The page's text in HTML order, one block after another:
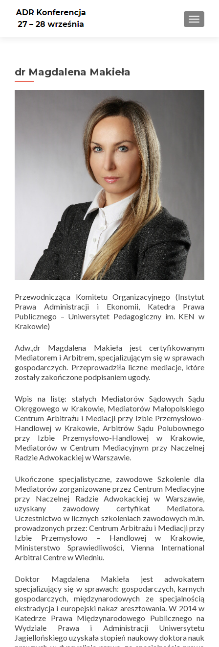
dr Magdalena Makieła
Przewodnicząca Komitetu Organizacyjnego (Instytut
Prawa Administracji i Ekonomii, Katedra Prawa
Publicznego – Uniwersytet Pedagogiczny im. KEN w
Krakowie)
Adw.,dr Magdalena Makieła jest certyfikowanym
Mediatorem i Arbitrem, specjalizującym się w sprawach
gospodarczych. Przeprowadziła liczne mediacje, które
zostały zakończone podpisaniem ugody.
Wpis na listę: stałych Mediatorów Sądowych Sądu
Okręgowego w Krakowie, Mediatorów Małopolskiego
Centrum Arbitrażu i Mediacji przy Izbie Przemysłowo-
Handlowej w Krakowie, Arbitrów Sądu Polubownego
przy Izbie Przemysłowo-Handlowej w Krakowie,
Mediatorów w Centrum Mediacyjnym przy Naczelnej
Radzie Adwokackiej w Warszawie.
Ukończone specjalistyczne, zawodowe Szkolenie dla
Mediatorów zorganizowane przez Centrum Mediacyjne
przy Naczelnej Radzie Adwokackiej w Warszawie,
uzyskany zawodowy certyfikat Mediatora.
Uczestnictwo w licznych szkoleniach zawodowych m.in.
prowadzonych przez: Centrum Arbitrażu i Mediacji przy
Izbie Przemysłowo – Handlowej w Krakowie,
Ministerstwo Sprawiedliwości, Vienna International
Arbitral Centre w Wiedniu.
Doktor Magdalena Makieła jest adwokatem
specjalizujący się w sprawach: gospodarczych, karnych
gospodarczych, międzynarodowych ze specjalnością
ekstradycja i europejski nakaz aresztowania. W 2014 w
Katedrze Prawa Międzynarodowego Publicznego na
Wydziale Prawa i Administracji Uniwersytetu
Jagiellońskiego uzyskała stopień naukowy doktora nauk